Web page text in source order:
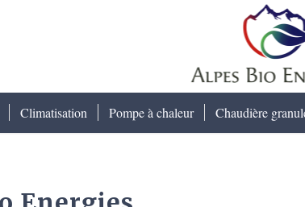
Climatisation Pompe à chaleur Chaudière